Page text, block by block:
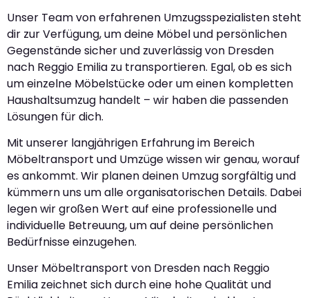
Unser Team von erfahrenen Umzugsspezialisten steht
dir zur Verfügung, um deine Möbel und persönlichen
Gegenstände sicher und zuverlässig von Dresden
nach Reggio Emilia zu transportieren. Egal, ob es sich
um einzelne Möbelstücke oder um einen kompletten
Haushaltsumzug handelt – wir haben die passenden
Lösungen für dich.
Mit unserer langjährigen Erfahrung im Bereich
Möbeltransport und Umzüge wissen wir genau, worauf
es ankommt. Wir planen deinen Umzug sorgfältig und
kümmern uns um alle organisatorischen Details. Dabei
legen wir großen Wert auf eine professionelle und
individuelle Betreuung, um auf deine persönlichen
Bedürfnisse einzugehen.
Unser Möbeltransport von Dresden nach Reggio
Emilia zeichnet sich durch eine hohe Qualität und